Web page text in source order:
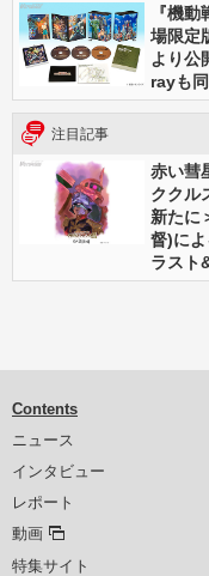
『機
場限定
より公
rayも
注目記事
赤い彗
ククル
新たに
督)に
ラスト
Contents
ニュース
インタビュー
レポート
動画
特集サイト